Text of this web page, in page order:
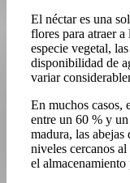
El néctar es una
flores para atraer
especie vegetal,
disponibilidad de
variar
En muchos casos,
entre un 60 % y
madura, las abejas
niveles cercanos
el